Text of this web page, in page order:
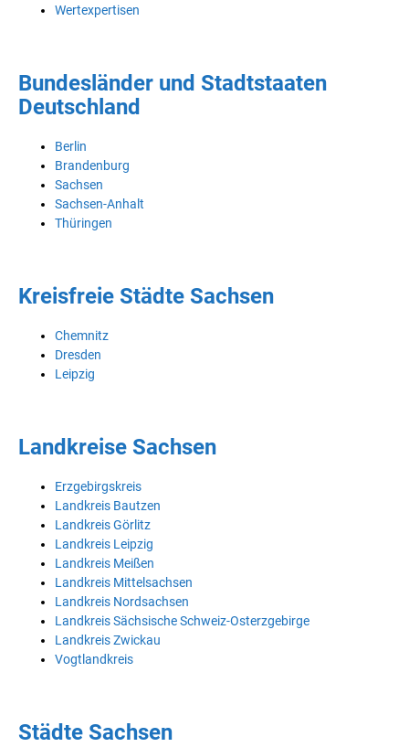
Wertexpertisen
Bundesländer und Stadtstaaten
Deutschland
Berlin
Brandenburg
Sachsen
Sachsen-Anhalt
Thüringen
Kreisfreie Städte Sachsen
Chemnitz
Dresden
Leipzig
Landkreise Sachsen
Erzgebirgskreis
Landkreis Bautzen
Landkreis Görlitz
Landkreis Leipzig
Landkreis Meißen
Landkreis Mittelsachsen
Landkreis Nordsachsen
Landkreis Sächsische Schweiz-Osterzgebirge
Landkreis Zwickau
Vogtlandkreis
Städte Sachsen